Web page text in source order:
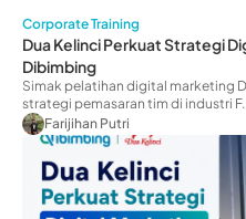
Corporate Training
Dua Kelinci Perkuat Strategi
Dibimbing
Simak pelatihan digital marketing
strategi pemasaran tim di industri
Farijihan Putri